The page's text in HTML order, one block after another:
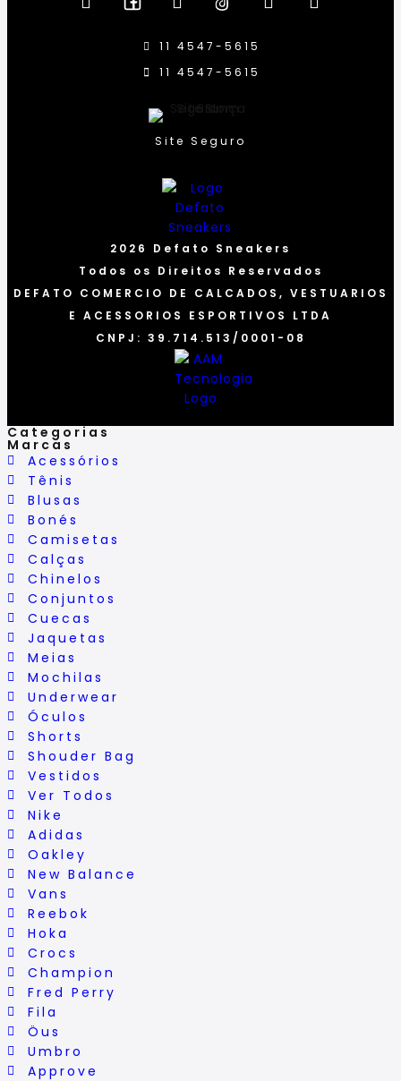
11 4547-5615
11 4547-5615
Site Seguro
2026 Defato Sneakers
Todos os Direitos Reservados
DEFATO COMERCIO DE CALCADOS, VESTUARIOS
E ACESSORIOS ESPORTIVOS LTDA
CNPJ: 39.714.513/0001-08
Categorias
Marcas
Acessórios
Tênis
Blusas
Bonés
Camisetas
Calças
Chinelos
Conjuntos
Cuecas
Jaquetas
Meias
Mochilas
Underwear
Óculos
Shorts
Shouder Bag
Vestidos
Ver Todos
Nike
Adidas
Oakley
New Balance
Vans
Reebok
Hoka
Crocs
Champion
Fred Perry
Fila
Öus
Umbro
Approve